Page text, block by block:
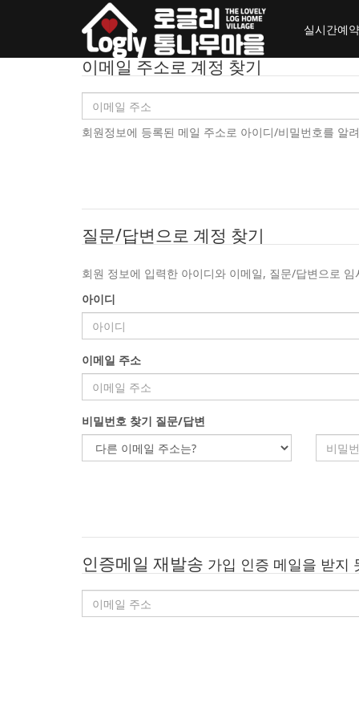
toggle_navigation
실시간예약
이메일 주소로 계정 찾기
회원정보에 등록된 메일 주소로 아이디/비밀번호를 알
질문/답변으로 계정 찾기
회원 정보에 입력한 아이디와 이메일, 질문/답변으로
아이디
이메일 주소
비밀번호 찾기 질문/답변
인증메일 재발송 가입 인증 메일을 받지